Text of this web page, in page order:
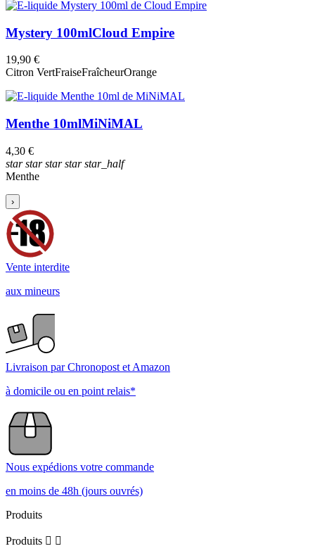
Mystery 100mlCloud Empire
19,90 €
Citron VertFraiseFraîcheurOrange
Menthe 10mlMiNiMAL
4,30 €
starstarstarstarstar_half
Menthe
›
Vente interdite
aux mineurs
Livraison par Chronopost et Amazon
à domicile ou en point relais*
Nous expédions votre commande
en moins de 48h (jours ouvrés)
Produits
Produits  